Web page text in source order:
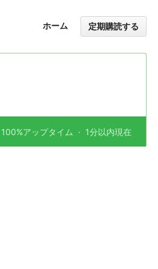
ホーム 定期購読する
100%アップタイム · 1分以内現在